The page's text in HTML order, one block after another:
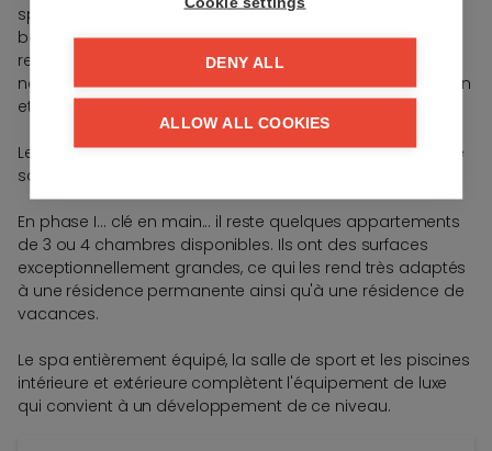
spécial sera disponible pour vous aider dans tous vos
besoins, de l'organisation de vos réservations, au
remplissage de votre réfrigérateur avant votre arrivée, au
nettoyage à sec, au transport et au chef privé, à l'entretien
et au nettoyage de votre appartement.
Le club de santé exclusif dispose d'un spa complet, d'une
salle de sport et de piscines intérieure et extérieure.
En phase I... clé en main... il reste quelques appartements
de 3 ou 4 chambres disponibles. Ils ont des surfaces
exceptionnellement grandes, ce qui les rend très adaptés
à une résidence permanente ainsi qu'à une résidence de
vacances.
Le spa entièrement équipé, la salle de sport et les piscines
intérieure et extérieure complètent l'équipement de luxe
qui convient à un développement de ce niveau.
DENY ALL
ALLOW ALL COOKIES